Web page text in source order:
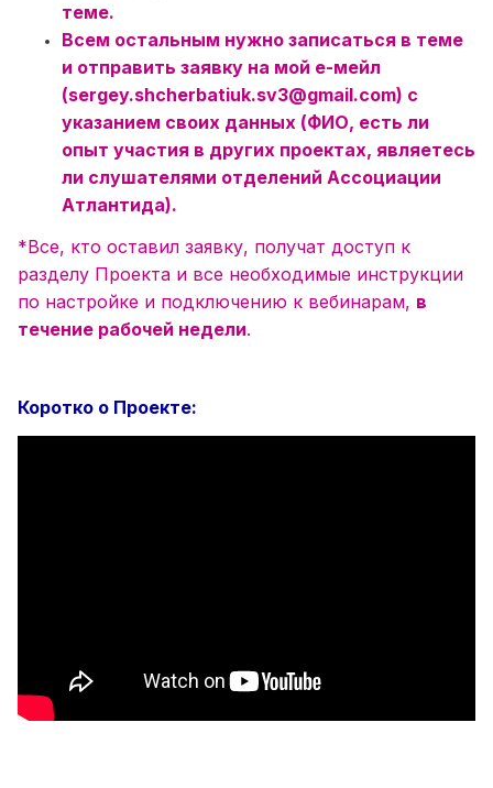
теме.
Всем остальным нужно записаться в теме
и отправить заявку на мой е-мейл
(sergey.shcherbatiuk.sv3@gmail.com) c
указанием своих данных (ФИО, есть ли
опыт участия в других проектах, являетесь
ли слушателями отделений Ассоциации
Атлантида).
*Все, кто оставил заявку, получат доступ к
разделу Проекта и все необходимые инструкции
по настройке и подключению к вебинарам, в
течение рабочей недели.
Коротко о Проекте: